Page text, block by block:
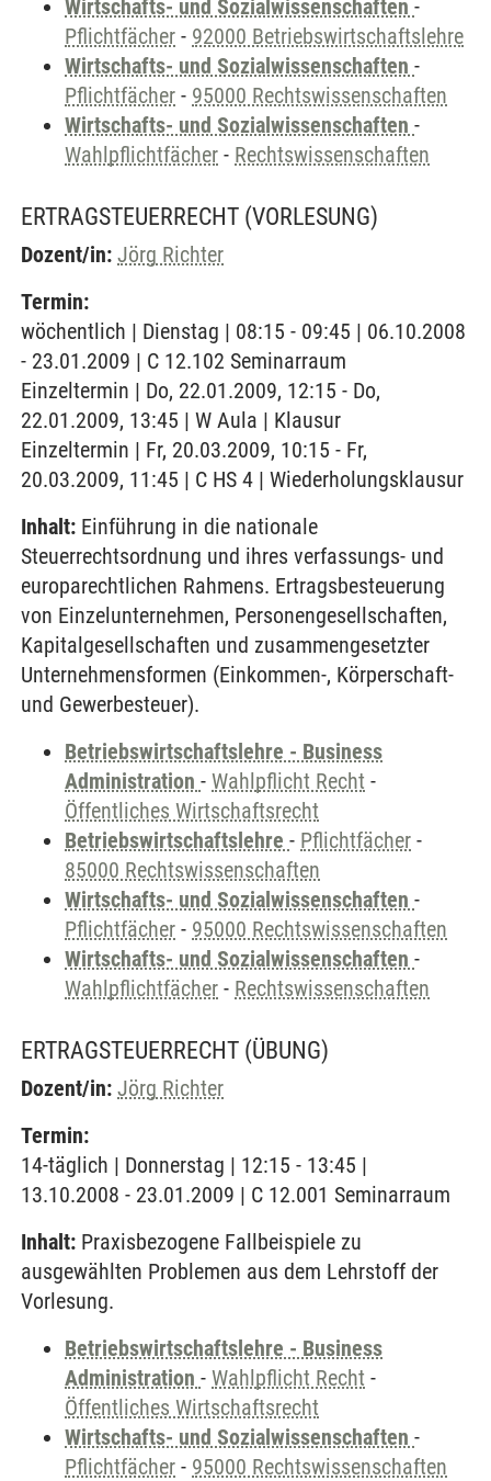
Wirtschafts- und Sozialwissenschaften -
Pflichtfächer - 92000 Betriebswirtschaftslehre
Wirtschafts- und Sozialwissenschaften -
Pflichtfächer - 95000 Rechtswissenschaften
Wirtschafts- und Sozialwissenschaften -
Wahlpflichtfächer - Rechtswissenschaften
ERTRAGSTEUERRECHT (VORLESUNG)
Dozent/in: Jörg Richter
Termin:
wöchentlich | Dienstag | 08:15 - 09:45 | 06.10.2008
- 23.01.2009 | C 12.102 Seminarraum
Einzeltermin | Do, 22.01.2009, 12:15 - Do,
22.01.2009, 13:45 | W Aula | Klausur
Einzeltermin | Fr, 20.03.2009, 10:15 - Fr,
20.03.2009, 11:45 | C HS 4 | Wiederholungsklausur
Inhalt: Einführung in die nationale
Steuerrechtsordnung und ihres verfassungs- und
europarechtlichen Rahmens. Ertragsbesteuerung
von Einzelunternehmen, Personengesellschaften,
Kapitalgesellschaften und zusammengesetzter
Unternehmensformen (Einkommen-, Körperschaft-
und Gewerbesteuer).
Betriebswirtschaftslehre - Business
Administration - Wahlpflicht Recht -
Öffentliches Wirtschaftsrecht
Betriebswirtschaftslehre - Pflichtfächer -
85000 Rechtswissenschaften
Wirtschafts- und Sozialwissenschaften -
Pflichtfächer - 95000 Rechtswissenschaften
Wirtschafts- und Sozialwissenschaften -
Wahlpflichtfächer - Rechtswissenschaften
ERTRAGSTEUERRECHT (ÜBUNG)
Dozent/in: Jörg Richter
Termin:
14-täglich | Donnerstag | 12:15 - 13:45 |
13.10.2008 - 23.01.2009 | C 12.001 Seminarraum
Inhalt: Praxisbezogene Fallbeispiele zu
ausgewählten Problemen aus dem Lehrstoff der
Vorlesung.
Betriebswirtschaftslehre - Business
Administration - Wahlpflicht Recht -
Öffentliches Wirtschaftsrecht
Wirtschafts- und Sozialwissenschaften -
Pflichtfächer - 95000 Rechtswissenschaften